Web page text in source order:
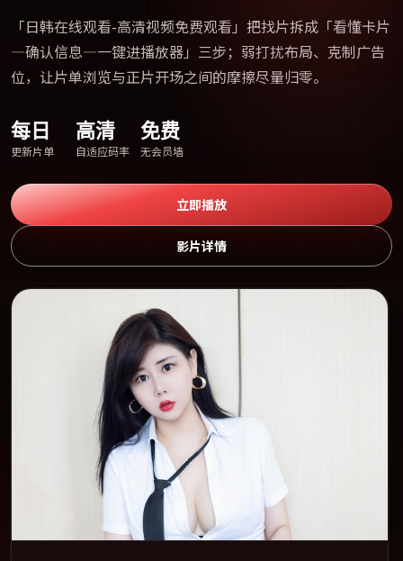
「日韩在线观看-高清视频免费观看 」把找片拆成「看懂卡片
—确认信息—一键进播放器」三步；弱打扰布局、克制广告
位，让片单浏览与正片开场之间的摩擦尽量归零。
每日
更新片单
高清
自适应码率
免费
无会员墙
立即播放
影片详情